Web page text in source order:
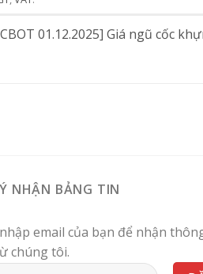
01.12.2025] Giá ngũ cốc
NHẬN BẢNG TIN
email của bạn để nhận
chúng tôi.